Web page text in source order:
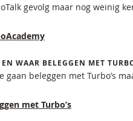
gevolg maar nog weinig
WAAR BELEGGEN MET
gaan beleggen met Turbo’s
met Turbo’s